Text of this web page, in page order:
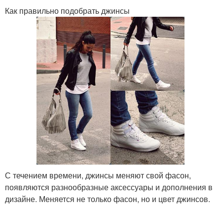
Как правильно подобрать джинсы
С течением времени, джинсы меняют свой фасон,
появляются разнообразные аксессуары и дополнения в
дизайне. Меняется не только фасон, но и цвет джинсов.